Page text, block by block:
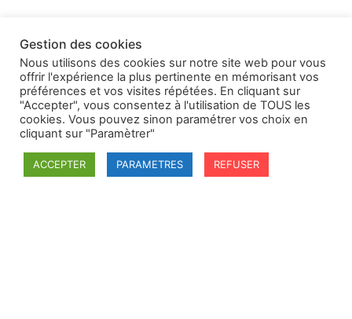
Gestion des cookies
Nous utilisons des cookies sur notre site web pour vous
offrir l'expérience la plus pertinente en mémorisant vos
préférences et vos visites répétées. En cliquant sur
"Accepter", vous consentez à l'utilisation de TOUS les
cookies. Vous pouvez sinon paramétrer vos choix en
cliquant sur "Paramètrer"
ACCEPTER PARAMETRES REFUSER